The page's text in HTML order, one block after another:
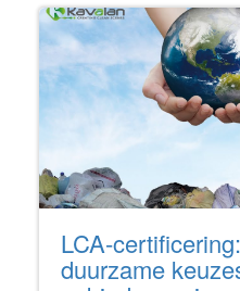
LCA-
duurzame